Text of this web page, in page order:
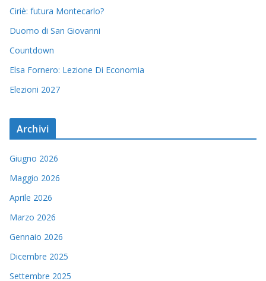
Ciriè: futura Montecarlo?
Duomo di San Giovanni
Countdown
Elsa Fornero: Lezione Di Economia
Elezioni 2027
Archivi
Giugno 2026
Maggio 2026
Aprile 2026
Marzo 2026
Gennaio 2026
Dicembre 2025
Settembre 2025